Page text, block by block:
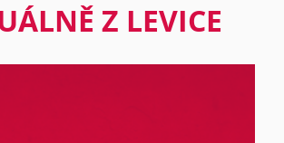
Z LEVICE